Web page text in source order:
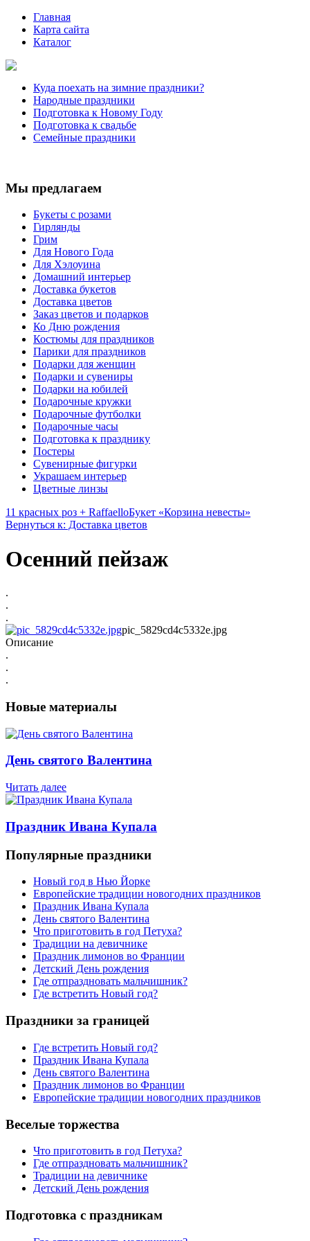
Главная
Карта сайта
Каталог
Куда поехать на зимние праздники?
Народные праздники
Подготовка к Новому Году
Подготовка к свадьбе
Семейные праздники
Мы предлагаем
Букеты с розами
Гирлянды
Грим
Для Нового Года
Для Хэлоуина
Домашний интерьер
Доставка букетов
Доставка цветов
Заказ цветов и подарков
Ко Дню рождения
Костюмы для праздников
Парики для праздников
Подарки для женщин
Подарки и сувениры
Подарки на юбилей
Подарочные кружки
Подарочные футболки
Подарочные часы
Подготовка к празднику
Постеры
Сувенирные фигурки
Украшаем интерьер
Цветные линзы
11 красных роз + RaffaelloБукет «Корзина невесты»
Вернуться к: Доставка цветов
Осенний пейзаж
.
.
.
pic_5829cd4c5332e.jpg
Описание
.
.
.
Новые материалы
День святого Валентина
Читать далее
Праздник Ивана Купала
Популярные праздники
Новый год в Нью Йорке
Европейские традиции новогодних праздников
Праздник Ивана Купала
День святого Валентина
Что приготовить в год Петуха?
Традиции на девичнике
Праздник лимонов во Франции
Детский День рождения
Где отпраздновать мальчишник?
Где встретить Новый год?
Праздники за границей
Где встретить Новый год?
Праздник Ивана Купала
День святого Валентина
Праздник лимонов во Франции
Европейские традиции новогодних праздников
Веселые торжества
Что приготовить в год Петуха?
Где отпраздновать мальчишник?
Традиции на девичнике
Детский День рождения
Подготовка с праздникам